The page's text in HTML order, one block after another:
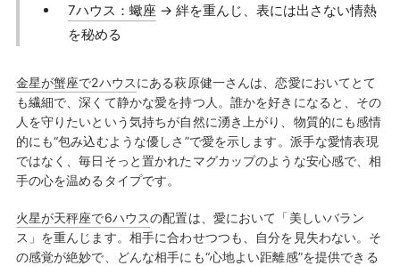
7ハウス：蠍座 → 絆を重んじ、表には出さない情熱
を秘める
金星が蟹座で2ハウスにある萩原健一さんは、恋愛においてとて
も繊細で、深くて静かな愛を持つ人。誰かを好きになると、その
人を守りたいという気持ちが自然に湧き上がり、物質的にも感情
的にも“包み込むような優しさ”で愛を示します。派手な愛情表現
ではなく、毎日そっと置かれたマグカップのような安心感で、相
手の心を温めるタイプです。
火星が天秤座で6ハウスの配置は、愛において「美しいバラン
ス」を重んじます。相手に合わせつつも、自分を見失わない。そ
の感覚が絶妙で、どんな相手にも“心地よい距離感”を提供できる